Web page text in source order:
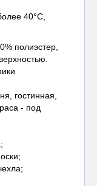
40°С,
полиэстер,
гостинная,
- под